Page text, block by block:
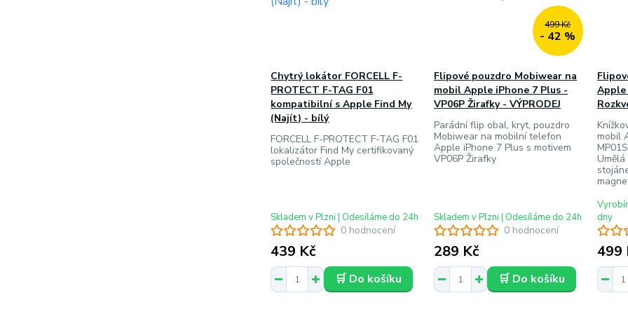
0 hodnocení
Chytrý lokátor FORCELL F-
PROTECT F-TAG F01
kompatibilní s Apple Find My
(Najít) - bílý
FORCELL F-PROTECT F-TAG F01
lokalizátor Find My certifikovaný
společností Apple
439 Kč
Skladem v Plzni | Odesíláme do 24h
🛒 Do košíku
499 Kč
- 42 %
0 hodnocení
Flipové pouzdro Mobiwear na
mobil Apple iPhone 7 Plus -
VP06P Žirafky - VÝPRODEJ
Parádní flip obal, kryt, pouzdro
Mobiwear na mobilní telefon
Apple iPhone 7 Plus s motivem
VP06P Žirafky
289 Kč
Skladem v Plzni | Odesíláme do 24h
🛒 Do košíku
Apple
mobil
499
dny